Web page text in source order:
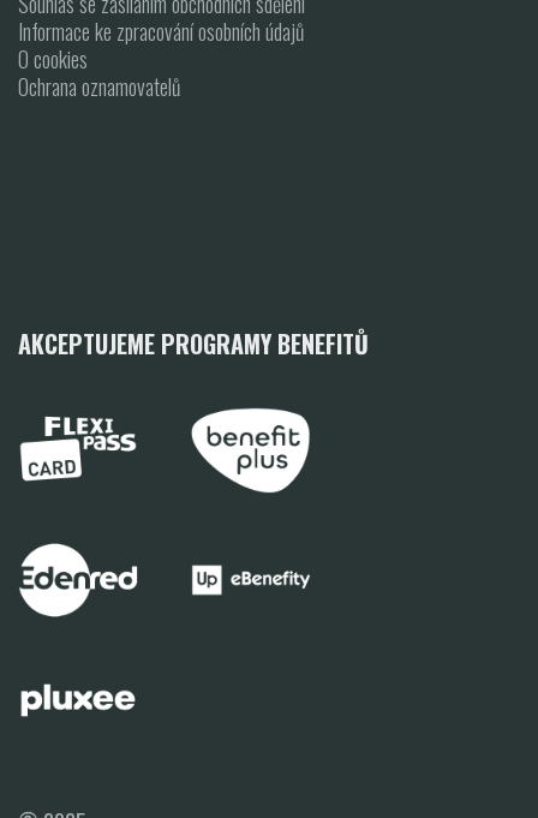
Informace ke zpracování osobních údajů
O cookies
Ochrana oznamovatelů
AKCEPTUJEME PROGRAMY BENEFITŮ